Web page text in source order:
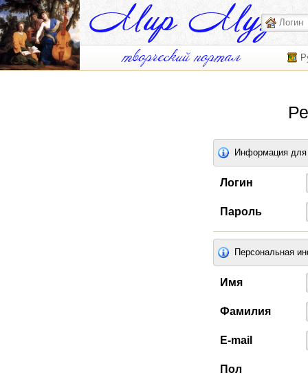
Информация для
Логин
Пароль
Персональная
Имя
Фамилия
E-mail
Пол